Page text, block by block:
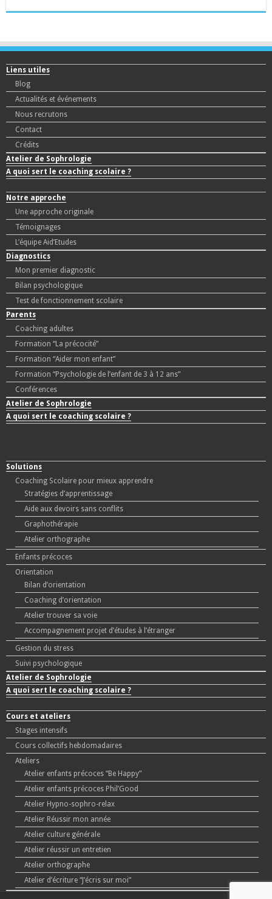
Liens utiles
Blog
Actualités et événements
Nous recrutons
Contact
Crédits
Atelier de Sophrologie
A quoi sert le coaching scolaire ?
Notre approche
Une approche originale
Témoignages
L’équipe Aid’Etudes
Diagnostics
Mon premier diagnostic
Bilan psychologique
Test de fonctionnement scolaire
Parents
Coaching adultes
Formation “La précocité”
Formation “Aider mon enfant”
Formation “Psychologie de l’enfant de 3 à 12 ans”
Conférences
Atelier de Sophrologie
A quoi sert le coaching scolaire ?
Solutions
Coaching Scolaire pour mieux apprendre
Stratégies d’apprentissage
Aide aux devoirs sans conflits
Graphothérapie
Atelier orthographe
Enfants précoces
Orientation
Bilan d’orientation
Coaching d’orientation
Atelier trouver sa voie
Accompagnement projet d’études à l’étranger
Gestion du stress
Suivi psychologique
Atelier de Sophrologie
A quoi sert le coaching scolaire ?
Cours et ateliers
Stages intensifs
Cours collectifs hebdomadaires
Ateliers
Atelier enfants précoces “Be Happy”
Atelier enfants précoces Phil’Good
Atelier Hypno-sophro-relax
Atelier Réussir mon année
Atelier culture générale
Atelier réussir un entretien
Atelier orthographe
Atelier d’écriture “J’écris sur moi”